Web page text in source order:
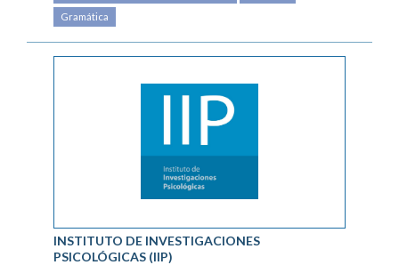
Gramática
INSTITUTO DE INVESTIGACIONES
PSICOLÓGICAS (IIP)